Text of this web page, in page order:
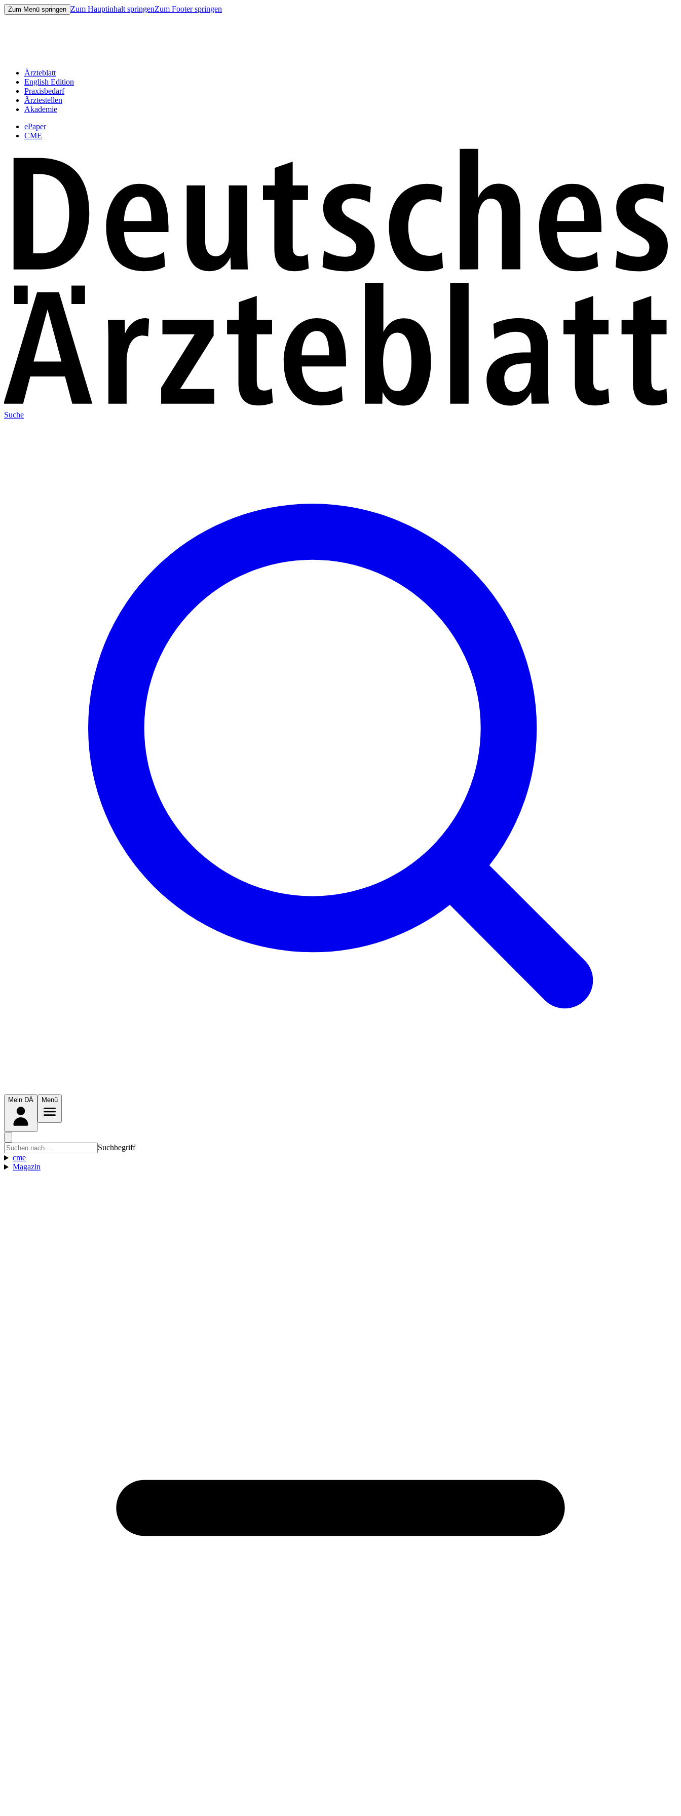
Zum Menü springen Zum Hauptinhalt springenZum Footer springen
Ärzteblatt
English Edition
Praxisbedarf
Ärztestellen
Akademie
ePaper
CME
Suche
Mein DÄ Menü
Suchbegriff
cme
Magazin